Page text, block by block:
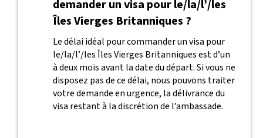
demander un visa pour le/la/l’/les
Îles Vierges Britanniques ?
Le délai idéal pour commander un visa pour
le/la/l’/les Îles Vierges Britanniques est d’un
à deux mois avant la date du départ. Si vous ne
disposez pas de ce délai, nous pouvons traiter
votre demande en urgence, la délivrance du
visa restant à la discrétion de l’ambassade.